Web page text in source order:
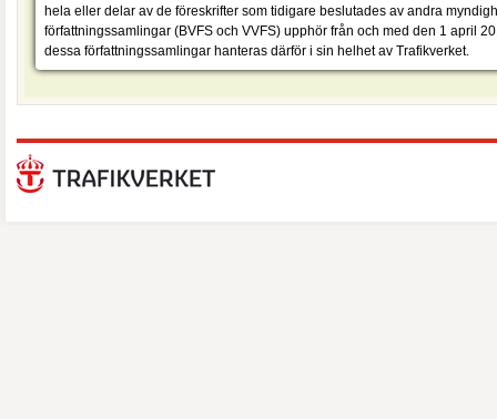
hela eller delar av de föreskrifter som tidigare beslutades av andra
författningssamlingar (BVFS och VVFS) upphör från och med den 1 april
dessa författningssamlingar hanteras därför i sin helhet av Trafikverket.